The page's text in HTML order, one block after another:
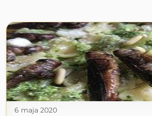
6 maja 2020